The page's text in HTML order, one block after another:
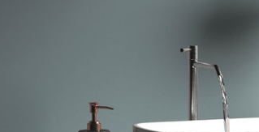
tenendo in considerazione più
I fattori da valutare, per capire
la varietà di materiali;
le tante forme e altezze;